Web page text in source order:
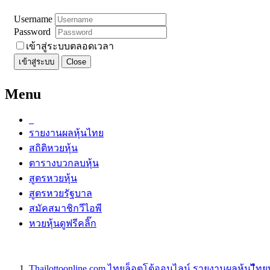
Username
Password
เข้าสู่ระบบตลอดเวลา
เข้าสู่ระบบ Close
Menu
รายงานผลหุ้นไทย
สถิติหวยหุ้น
ตารางบวกลบหุ้น
สูตรหวยหุ้น
สูตรหวยรัฐบาล
สมัคสมาชิกวีไอพี
หวยหุ้นดูฟรีคลิ๊ก